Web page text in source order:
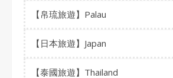
【帛琉旅遊】Palau
【日本旅遊】Japan
【泰國旅遊】Thailand